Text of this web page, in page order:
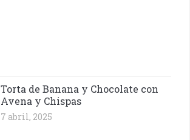
Torta de Banana y Chocolate con
Avena y Chispas
7 abril, 2025